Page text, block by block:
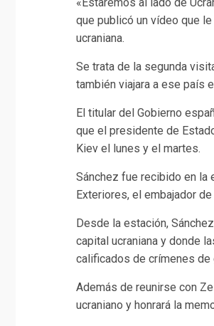
que publicó un vídeo que
ucraniana.
Se trata de la segunda
también viajara a ese país
El titular del Gobierno
que el presidente de
Kiev el lunes y el martes.
Sánchez fue recibido en la
Exteriores, el embajador
Desde la estación,
capital ucraniana y donde
calificados de crímenes de
Además de reunirse con
ucraniano y honrará la